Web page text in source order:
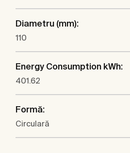
Diametru (mm):
110
Energy Consumption kWh:
401.62
Formă:
Circulară